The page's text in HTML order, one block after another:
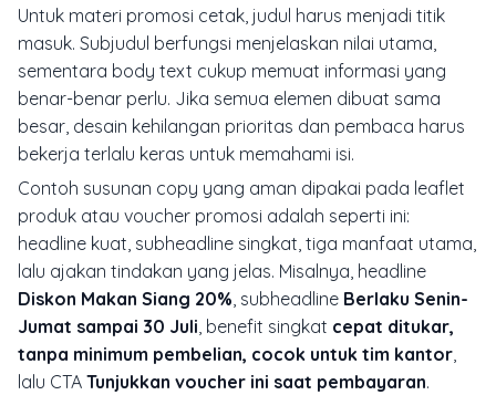
Untuk materi promosi cetak, judul harus menjadi titik
masuk. Subjudul berfungsi menjelaskan nilai utama,
sementara body text cukup memuat informasi yang
benar-benar perlu. Jika semua elemen dibuat sama
besar, desain kehilangan prioritas dan pembaca harus
bekerja terlalu keras untuk memahami isi.
Contoh susunan copy yang aman dipakai pada leaflet
produk atau voucher promosi adalah seperti ini:
headline kuat, subheadline singkat, tiga manfaat utama,
lalu ajakan tindakan yang jelas. Misalnya, headline
Diskon Makan Siang 20%, subheadline Berlaku Senin-
Jumat sampai 30 Juli, benefit singkat cepat ditukar,
tanpa minimum pembelian, cocok untuk tim kantor,
lalu CTA Tunjukkan voucher ini saat pembayaran.